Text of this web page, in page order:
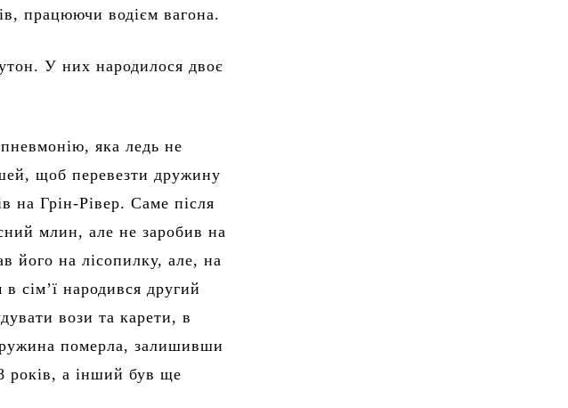
працюючи водієм вагона.
У них народилося двоє
яка ледь не
щоб перевезти дружину
на Грін-Рівер. Саме після
млин, але не заробив на
його на лісопилку, але, на
сімʼї народився другий
вози та карети, в
померла, залишивши
років, а інший був ще